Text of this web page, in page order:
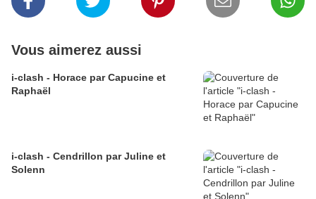
Vous aimerez aussi
i-clash - Horace par Capucine et
Raphaël
i-clash - Cendrillon par Juline et
Solenn